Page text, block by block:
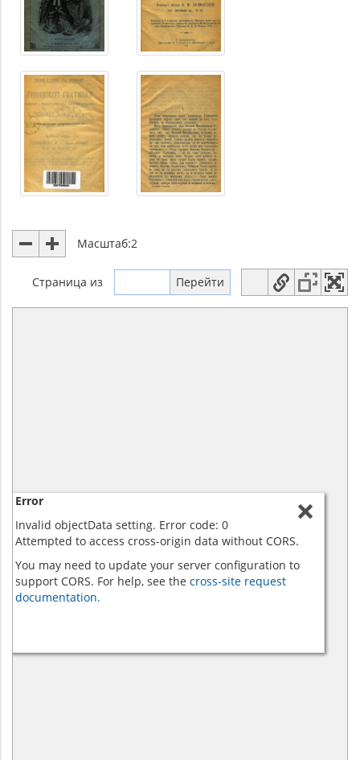
Масштаб:2
Страница из
Error
Invalid objectData setting. Error code: 0
Attempted to access cross-origin data without CORS.
You may need to update your server configuration to
support CORS. For help, see the cross-site request
documentation.